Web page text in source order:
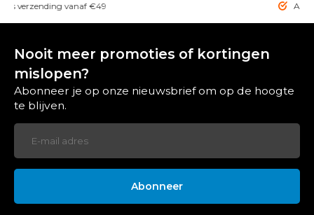
vanaf €49 Altijd de
Nooit meer promoties of kortingen
mislopen?
Abonneer je op onze nieuwsbrief om op de hoogte
te blijven.
Abonneer